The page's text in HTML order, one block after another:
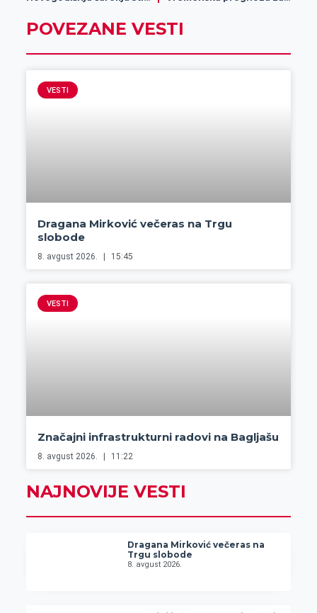
POVEZANE VESTI
VESTI
Dragana Mirković večeras na Trgu
slobode
8. avgust 2026. 15:45
VESTI
Značajni infrastrukturni radovi na Bagljašu
8. avgust 2026. 11:22
NAJNOVIJE VESTI
Dragana Mirković večeras na
Trgu slobode
8. avgust 2026.